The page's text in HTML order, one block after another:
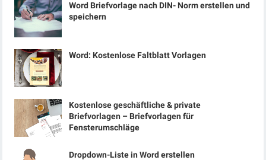
Word Briefvorlage nach DIN- Norm erstellen und
speichern
Word: Kostenlose Faltblatt Vorlagen
Kostenlose geschäftliche & private
Briefvorlagen – Briefvorlagen für
Fensterumschläge
Dropdown-Liste in Word erstellen